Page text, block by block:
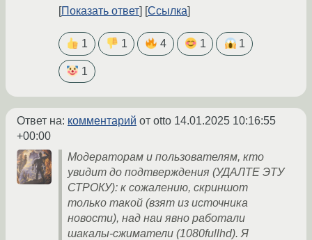
Показать ответ
Ссылка
1 1 4 1 1
1
Ответ на: комментарий от otto 14.01.2025 10:16:55
+00:00
Модераторам и пользователям, кто
увидит до подтверждения (УДАЛТЕ ЭТУ
СТРОКУ): к сожалению, скриншот
только такой (взят из источника
новости), над наи явно работали
шакалы-сжиматели (1080fullhd). Я